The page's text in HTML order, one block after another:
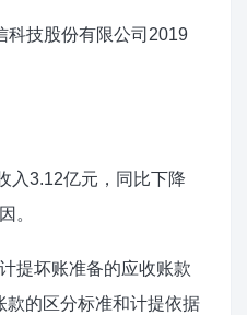
科技股份有限公司2019
入3.12亿元，同比下降
。
提坏账准备的应收账款
款的区分标准和计提依据